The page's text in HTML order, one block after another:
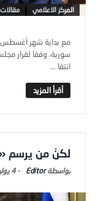
المركز الاعلامي مقالات
مع بداية شهر أغسطس/
انتقا ...
لكنْ من يرسم
Editor
-4 يوليو,2016